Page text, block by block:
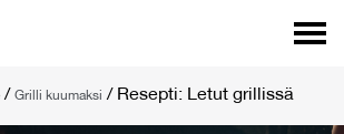
/ Grilli kuumaksi / Resepti: Letut grillissä